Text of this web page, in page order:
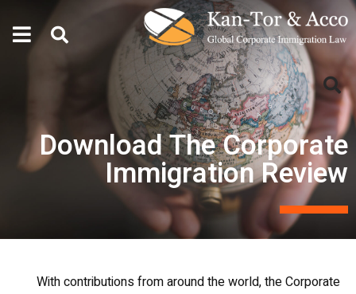
Download The Corporate
Immigration Review
With contributions from around the world, the Corporate